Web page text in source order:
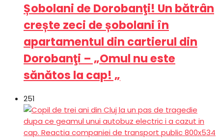
Șobolani de Dorobanţi! Un bătrân
crește zeci de șobolani în
apartamentul din cartierul din
Dorobanţi – „Omul nu este
sănătos la cap! „
251